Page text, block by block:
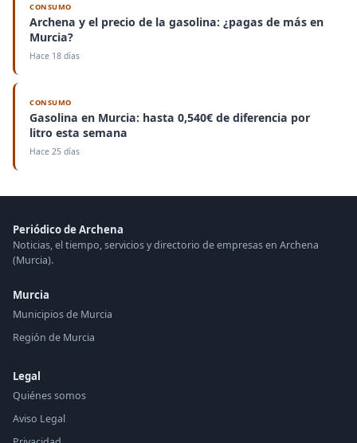
CONSUMO
Archena y el precio de la gasolina: ¿pagas de más en
Murcia?
Hace 18 días
CONSUMO
Gasolina en Murcia: hasta 0,540€ de diferencia por
litro esta semana
Hace 25 días
Periódico de Archena
Noticias, el tiempo, servicios y directorio de empresas en Archena
(Murcia).
Murcia
Municipios de Murcia
Región de Murcia
Legal
Quiénes somos
Aviso Legal